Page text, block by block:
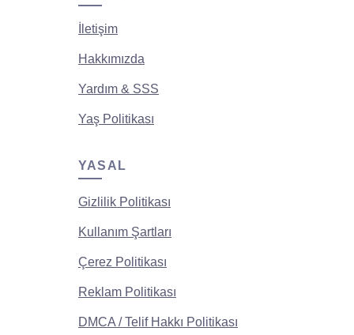
İletişim
Hakkımızda
Yardım & SSS
Yaş Politikası
YASAL
Gizlilik Politikası
Kullanım Şartları
Çerez Politikası
Reklam Politikası
DMCA / Telif Hakkı Politikası